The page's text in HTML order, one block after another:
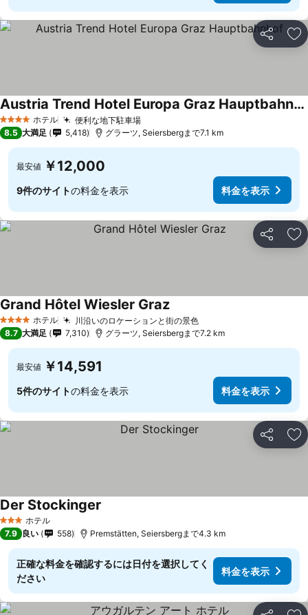
シェア お
4 ホテルのランク
ホテル 便利な地下駐車場
Austria Trend Hotel Europa Graz Hauptbahnhof
8.5 大満足 5,418 グラーツ, Seiersbergまで7.1 km
最安値 ￥12,000
9件のサイトの料金を表示 料金を表示
シェア お
4 ホテルのランク
ホテル 川沿いのロケーションと街の景色
Grand Hôtel Wiesler Graz
8.7 大満足 7,310 グラーツ, Seiersbergまで7.2 km
最安値 ￥14,591
5件のサイトの料金を表示 料金を表示
シェア お
3 ホテルのランク
ホテル
Der Stockinger
7.9 良い 558 Premstätten, Seiersbergまで4.3 km
正確な料金を確認するには日付を選択してく
ださい
料金を表示